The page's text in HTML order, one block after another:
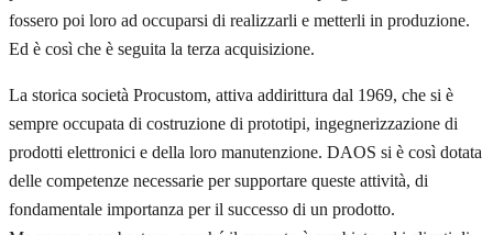
fossero poi loro ad occuparsi di realizzarli e metterli in produzione.
Ed è così che è seguita la terza acquisizione.
La storica società Procustom, attiva addirittura dal 1969, che si è
sempre occupata di costruzione di prototipi, ingegnerizzazione di
prodotti elettronici e della loro manutenzione. DAOS si è così dotata
delle competenze necessarie per supportare queste attività, di
fondamentale importanza per il successo di un prodotto.